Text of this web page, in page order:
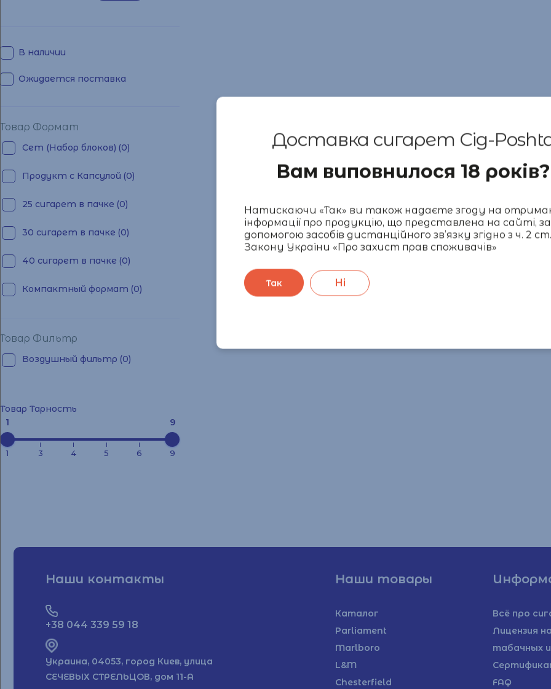
Доставка сигарет Cig-
Вам виповнилося 18 років?
Натискаючи «Так» ви також надаєте згоду на
інформації про продукцію, що представлена на сайті, за
допомогою засобів дистанційного зв’язку згідно з ч. 2 ст.
Закону України «Про захист прав споживачів»
Так Ні
В наличии
Ожидается поставка
Товар Формат
Сет (Набор блоков) (0)
Продукт с Капсулой (0)
25 сигарет в пачке (0)
30 сигарет в пачке (0)
40 сигарет в пачке (0)
Компактный формат (0)
Товар Фильтр
Воздушный фильтр (0)
Товар Тарность
1
9
1 3 4 5 6 9
Наши контакты
+38 044 339 59 18
Украина, 04053, город Киев, улица
СЕЧЕВЫХ СТРЕЛЬЦОВ, дом 11-А
Наши товары
Каталог
Parliament
Marlboro
L&M
Chesterfield
Всё про
Лицензия
табачных
FAQ